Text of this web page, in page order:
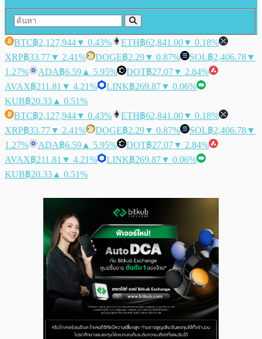
BTC฿2,127,944▼ 0.43% ETH฿62,841.00▼ 0.18%
XRP฿33.77▼ 2.41% DOGE฿2.29▼ 0.87% SOL฿2,406.78▼
1.27%
ADA฿6.59 ▲ 5.95% DOT฿27.07▼ 2.84%
AVAX฿211.81 ▼ 4.21% LINK฿269.87▼ 0.06%
KUB฿20.33 ▲ 0.51%
BTC฿2,127,944▼ 0.43% ETH฿62,841.00▼ 0.18%
XRP฿33.77▼ 2.41% DOGE฿2.29▼ 0.87% SOL฿2,406.78▼
1.27%
ADA฿6.59 ▲ 5.95% DOT฿27.07▼ 2.84%
AVAX฿211.81 ▼ 4.21% LINK฿269.87▼ 0.06%
KUB฿20.33 ▲ 0.51%